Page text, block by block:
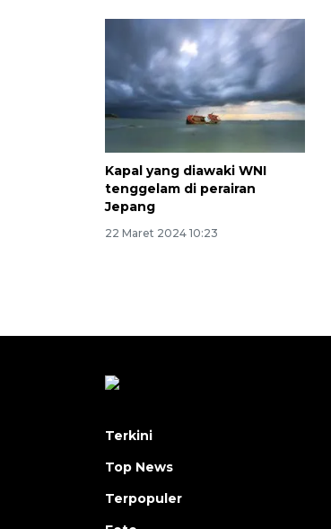
Kapal yang diawaki WNI
tenggelam di perairan
Jepang
22 Maret 2024 10:23
Terkini
Top News
Terpopuler